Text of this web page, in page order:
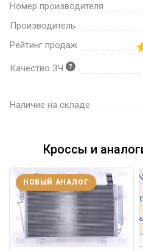
Номер производителя
Производитель
Рейтинг продаж
Качество ЗЧ
Наличие на складе
Кроссы и
НОВЫЙ АНАЛОГ